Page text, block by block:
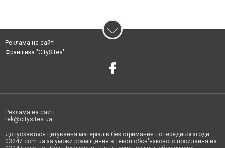
Реклама на сайті
Франшиза "CitySites"
Реклама на сайті:
rek@citysites.ua
Допускається цитування матеріалів без отримання попередньої згоди
03247.com.ua за умови розміщення в тексті обов'язкового посилання на